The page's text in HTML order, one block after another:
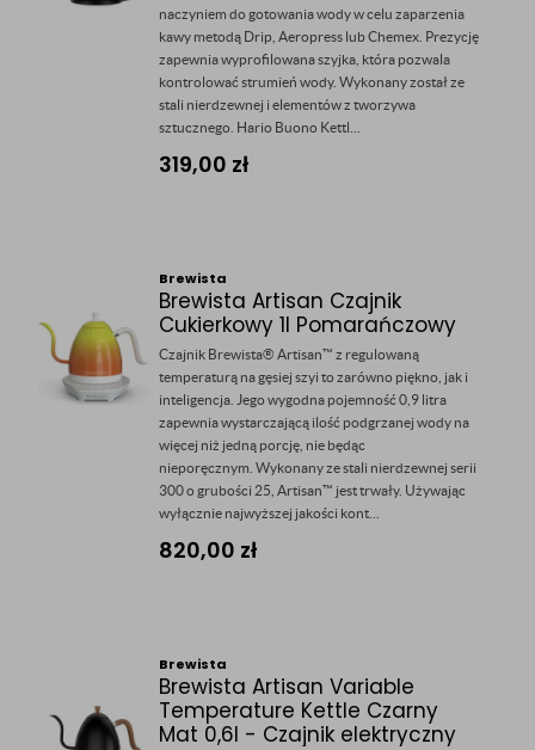
naczyniem do gotowania wody w celu zaparzenia
kawy metodą Drip, Aeropress lub Chemex. Prezycję
zapewnia wyprofilowana szyjka, która pozwala
kontrolować strumień wody. Wykonany został ze
stali nierdzewnej i elementów z tworzywa
sztucznego. Hario Buono Kettl...
319,00 zł
Brewista
Brewista Artisan Czajnik
Cukierkowy 1l Pomarańczowy
Czajnik Brewista® Artisan™ z regulowaną
temperaturą na gęsiej szyi to zarówno piękno, jak i
inteligencja. Jego wygodna pojemność 0,9 litra
zapewnia wystarczającą ilość podgrzanej wody na
więcej niż jedną porcję, nie będąc
nieporęcznym. Wykonany ze stali nierdzewnej serii
300 o grubości 25, Artisan™ jest trwały. Używając
wyłącznie najwyższej jakości kont...
820,00 zł
Brewista
Brewista Artisan Variable
Temperature Kettle Czarny
Mat 0,6l - Czajnik elektryczny